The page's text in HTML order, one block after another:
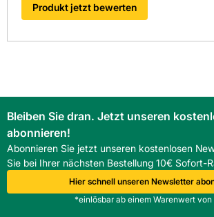
Produkt jetzt bewerten
Bleiben Sie dran. Jetzt unseren
abonnieren!
Abonnieren Sie jetzt unseren kostenlosen
Sie bei Ihrer nächsten Bestellung 10€ Sofort-
Hier schnell unseren Newsletter
*einlösbar ab einem Warenwert